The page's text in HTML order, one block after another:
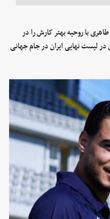
با روحیه بهتر کارش را در
در لیست نهایی ایران در جام جهانی